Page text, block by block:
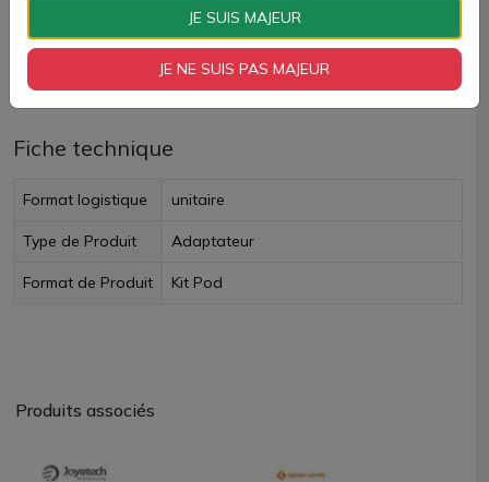
Paiement 100% sécurisé
Livraison rapide
Fiche technique
Format logistique unitaire
Type de Produit Adaptateur
Format de Produit Kit Pod
Produits associés
JE SUIS MAJEUR
JE NE SUIS PAS MAJEUR